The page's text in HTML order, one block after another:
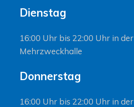
Dienstag
16:00 Uhr bis 22:00 Uhr in der
Mehrzweckhalle
Donnerstag
16:00 Uhr bis 22:00 Uhr in der